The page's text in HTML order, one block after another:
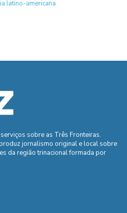
latino-americana
sobre as Três Fronteiras.
jornalismo original e local sobre
da região trinacional formada por